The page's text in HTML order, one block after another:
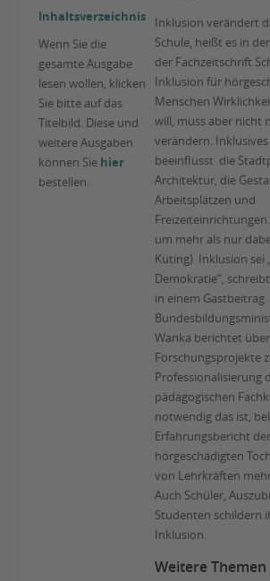
Inhaltsverzeichnis
Wenn Sie die
gesamte Ausgabe
lesen wollen, klicken
Sie bitte auf das
Titelbild. Diese und
weitere Ausgaben
können Sie hier
bestellen.
Inklusion verändert
Schule, heißt es in
der Fachzeitschrift
Inklusion für
Menschen
will, muss aber nicht
verändern.
beeinflusst die
Architektur, die
Arbeitsplätzen und
um mehr als nur
Küting) Inklusion sei
Demokratie“,
in einem Gastbeitrag.
Wanka berichtet
Forschungsprojekte
Professionalisierung
pädagogischen
notwendig das ist,
Erfahrungsbericht
hörgeschädigten
von Lehrkräften
Auch Schüler,
Studenten schildern
Inklusion.
Weitere